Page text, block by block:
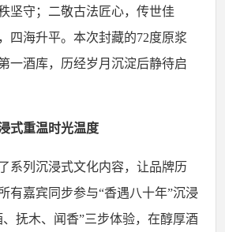
坚守；二敬古法匠心，传世佳
四海升平。本次封藏的72度原浆
一酒库，历经岁月沉淀后静待启
式重温时光温度
系列沉浸式文化内容，让品牌历
有嘉宾同步参与“香遇八十年”沉浸
抚木、闻香”三步体验，在醇厚酒